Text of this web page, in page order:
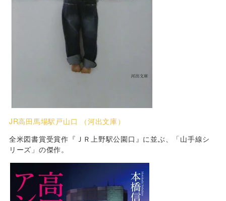
JR高田馬場駅戸山口 （河出文庫）
全米図書賞受賞作『ＪＲ上野駅公園口』に並ぶ、「山手線シ
リーズ」の傑作。